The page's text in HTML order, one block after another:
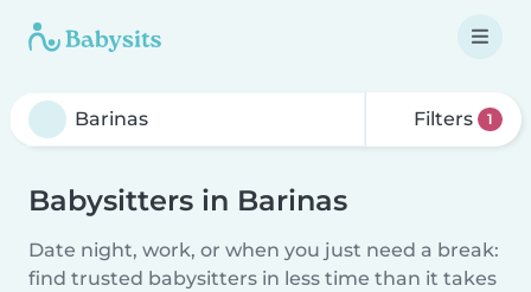
Filters 1
Babysitters in Barinas
Date night, work, or when you just need a break:
find trusted babysitters in less time than it takes